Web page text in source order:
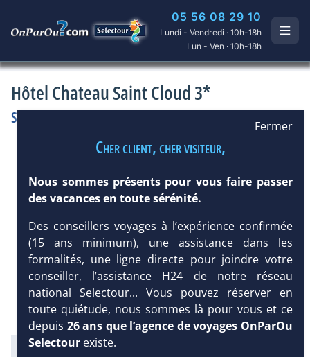
05 56 08 29 10
Lundi - Vendredi · 10h-18h
Lun - Ven · 10h-18h
Hôtel Chateau Saint Cloud 3*
Seychelles HôtelCharme
Infos météo :
Fermer
Cher client, cher visiteur,
Nous sommes présents pour vous faire passer
des vacances en toute sérénité.
Des conseillers voyages à l’expérience confirmée
(15 ans minimum), une assistance dans les
formalités, une ligne directe pour joindre votre
conseiller, l’assistance H24 de notre réseau
national Selectour... Vous pouvez réserver en
toute quiétude, nous sommes là pour vous et ce
depuis 26 ans que l’agence de voyages OnParOu
Selectour existe.